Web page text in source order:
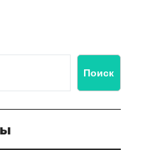
Поиск